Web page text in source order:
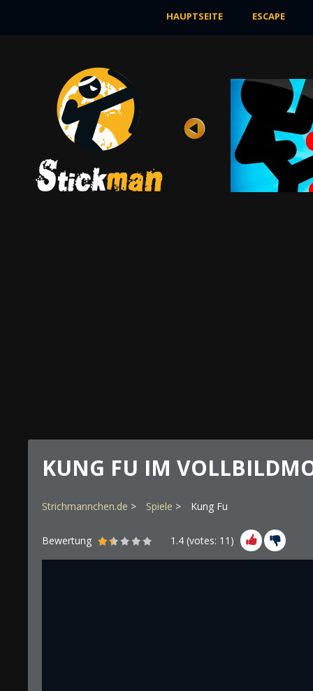
HAUPTSEITE ESCAPE
SAM 2
Bewertung
Henry Stickman setzt die Mission fort, die er
im Sam-Spiel begonnen hat. Aber der ...
JETZT SPIELEN
KUNG FU IM
Strichmannchen.de Spiele Kung Fu
Bewertung 1.4 (votes: 11 )